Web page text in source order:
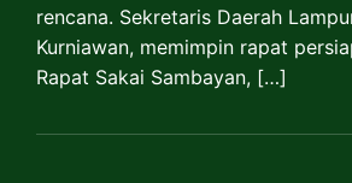
rencana. Sekretaris Daerah
Kurniawan, memimpin rapat
Rapat Sakai Sambayan, […]